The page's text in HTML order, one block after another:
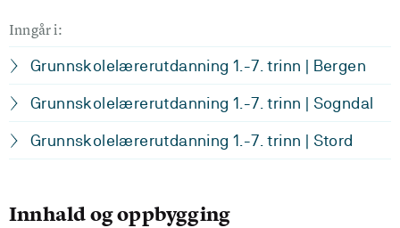
Inngår i:
Grunnskolelærerutdanning 1.-7. trinn | Bergen
Grunnskolelærerutdanning 1.-7. trinn | Sogndal
Grunnskolelærerutdanning 1.-7. trinn | Stord
Innhald og oppbygging